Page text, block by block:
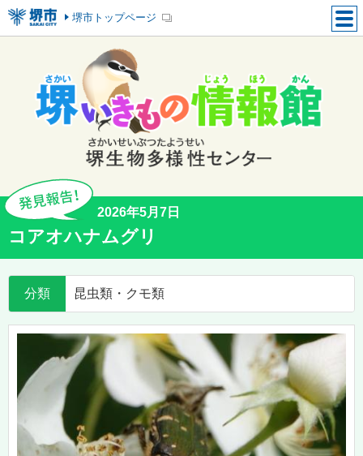
堺市トップページ
2026年5月7日
コアオハナムグリ
分類 昆虫類・クモ類